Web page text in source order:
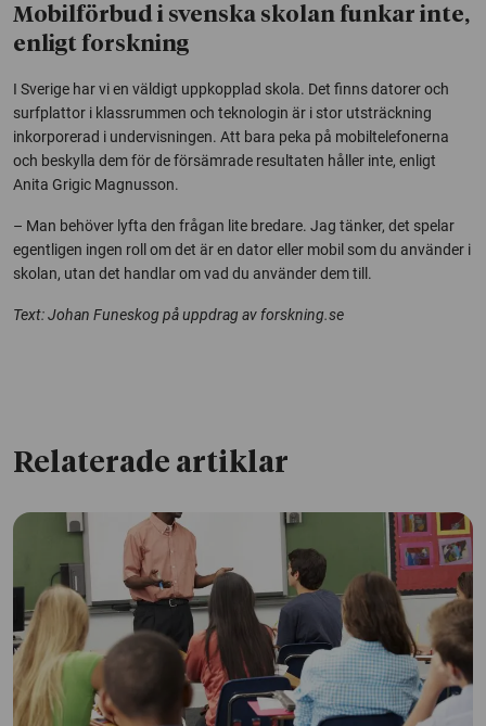
Mobilförbud i svenska skolan funkar inte,
enligt forskning
I Sverige har vi en väldigt uppkopplad skola. Det finns datorer och
surfplattor i klassrummen och teknologin är i stor utsträckning
inkorporerad i undervisningen. Att bara peka på mobiltelefonerna
och beskylla dem för de försämrade resultaten håller inte, enligt
Anita Grigic Magnusson.
– Man behöver lyfta den frågan lite bredare. Jag tänker, det spelar
egentligen ingen roll om det är en dator eller mobil som du använder i
skolan, utan det handlar om vad du använder dem till.
Text: Johan Funeskog på uppdrag av forskning.se
Relaterade artiklar